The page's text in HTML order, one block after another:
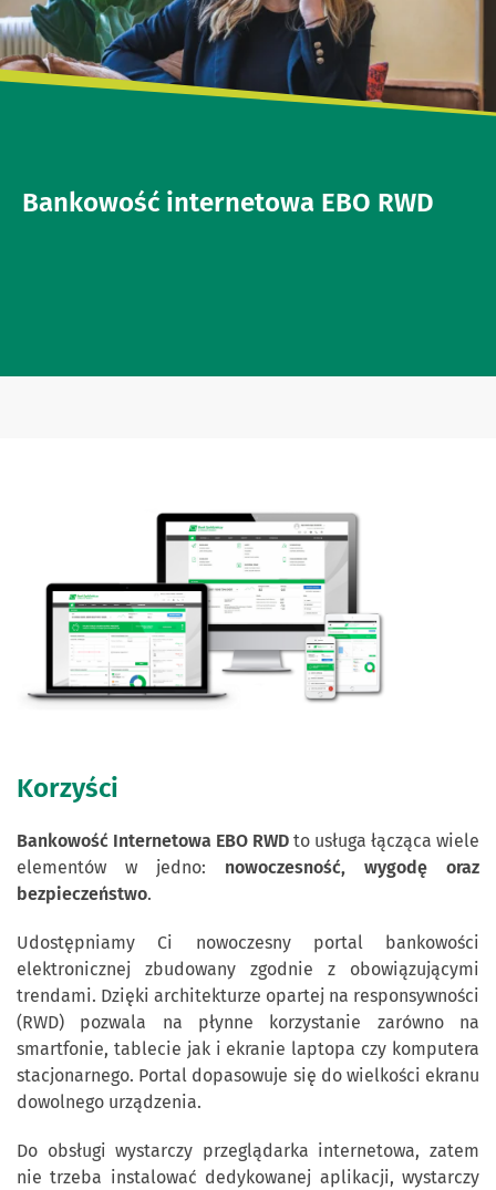
Bankowość internetowa EBO RWD
Korzyści
Bankowość Internetowa EBO RWD to usługa łącząca wiele
elementów w jedno: nowoczesność, wygodę oraz
bezpieczeństwo.
Udostępniamy Ci nowoczesny portal bankowości
elektronicznej zbudowany zgodnie z obowiązującymi
trendami. Dzięki architekturze opartej na responsywności
(RWD) pozwala na płynne korzystanie zarówno na
smartfonie, tablecie jak i ekranie laptopa czy komputera
stacjonarnego. Portal dopasowuje się do wielkości ekranu
dowolnego urządzenia.
Do obsługi wystarczy przeglądarka internetowa, zatem
nie trzeba instalować dedykowanej aplikacji, wystarczy